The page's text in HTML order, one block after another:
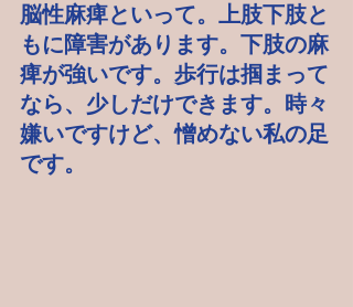
脳性麻痺といって。上肢下肢と
もに障害があります。下肢の麻
痺が強いです。歩行は掴まって
なら、少しだけできます。時々
嫌いですけど、憎めない私の足
です。